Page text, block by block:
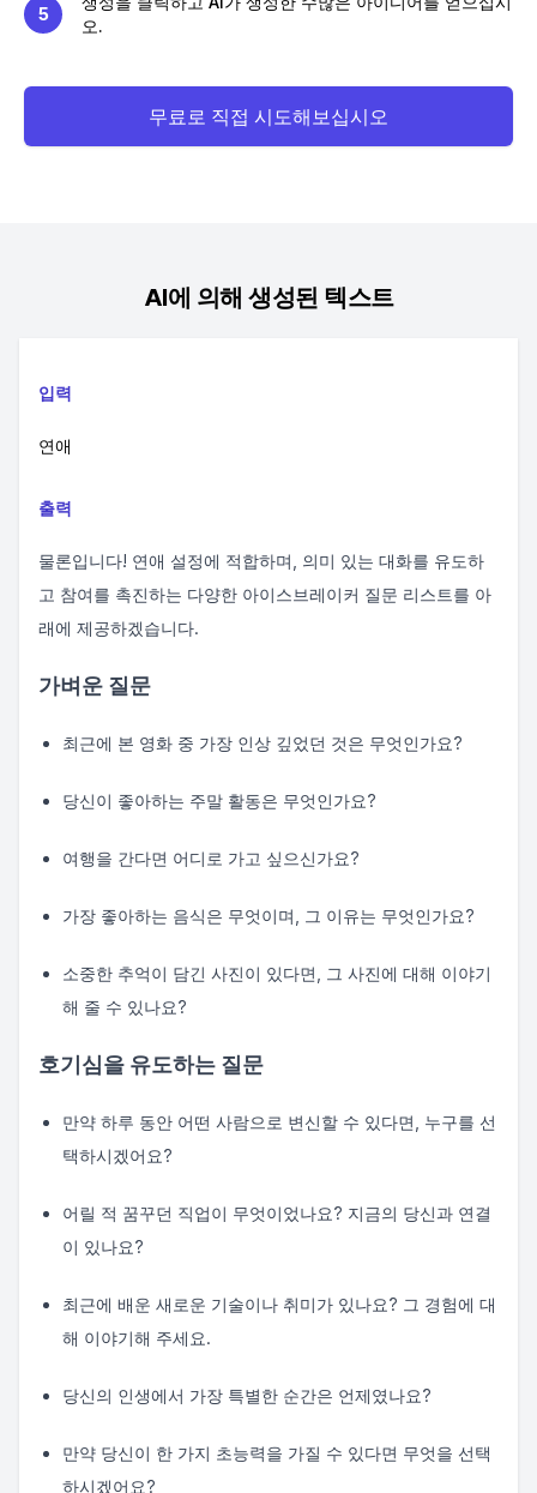
5
오.
무료로 직접 시도해보십시오
AI에 의해 생성된 텍스트
입력
연애
출력
물론입니다! 연애 설정에 적합하며, 의미 있는 대화를 유도하
고 참여를 촉진하는 다양한 아이스브레이커 질문 리스트를 아
래에 제공하겠습니다.
가벼운 질문
최근에 본 영화 중 가장 인상 깊었던 것은 무엇인가요?
당신이 좋아하는 주말 활동은 무엇인가요?
여행을 간다면 어디로 가고 싶으신가요?
가장 좋아하는 음식은 무엇이며, 그 이유는 무엇인가요?
소중한 추억이 담긴 사진이 있다면, 그 사진에 대해 이야기
해 줄 수 있나요?
호기심을 유도하는 질문
만약 하루 동안 어떤 사람으로 변신할 수 있다면, 누구를 선
택하시겠어요?
어릴 적 꿈꾸던 직업이 무엇이었나요? 지금의 당신과 연결
이 있나요?
최근에 배운 새로운 기술이나 취미가 있나요? 그 경험에 대
해 이야기해 주세요.
당신의 인생에서 가장 특별한 순간은 언제였나요?
만약 당신이 한 가지 초능력을 가질 수 있다면 무엇을 선택
하시겠어요?